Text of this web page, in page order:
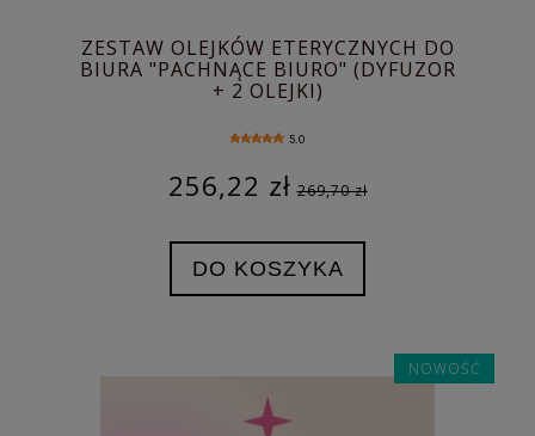
ZESTAW OLEJKÓW ETERYCZNYCH DO
BIURA "PACHNĄCE BIURO" (DYFUZOR
+ 2 OLEJKI)
5.0
256,22 zł 269,70 zł
DO KOSZYKA
NOWOŚĆ